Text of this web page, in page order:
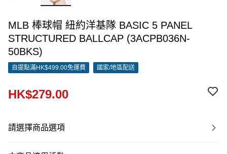
MLB 棒球帽 紐約洋基隊 BASIC 5 PANEL
STRUCTURED BALLCAP (3ACPB036N-
50BKS)
自提點滿HK$499.00免運費 國家/地區配送
HK$279.00
請選擇商品選項